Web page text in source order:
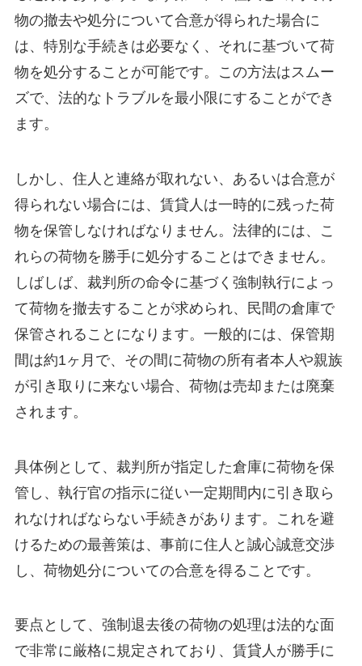
物の撤去や処分について合意が得られた場合に
は、特別な手続きは必要なく、それに基づいて荷
物を処分することが可能です。この方法はスムー
ズで、法的なトラブルを最小限にすることができ
ます。
しかし、住人と連絡が取れない、あるいは合意が
得られない場合には、賃貸人は一時的に残った荷
物を保管しなければなりません。法律的には、こ
れらの荷物を勝手に処分することはできません。
しばしば、裁判所の命令に基づく強制執行によっ
て荷物を撤去することが求められ、民間の倉庫で
保管されることになります。一般的には、保管期
間は約1ヶ月で、その間に荷物の所有者本人や親族
が引き取りに来ない場合、荷物は売却または廃棄
されます。
具体例として、裁判所が指定した倉庫に荷物を保
管し、執行官の指示に従い一定期間内に引き取ら
れなければならない手続きがあります。これを避
けるための最善策は、事前に住人と誠心誠意交渉
し、荷物処分についての合意を得ることです。
要点として、強制退去後の荷物の処理は法的な面
で非常に厳格に規定されており、賃貸人が勝手に